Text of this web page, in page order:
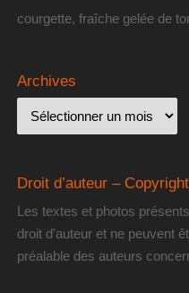
courgette, fraîche gelée de
Archives
Droit d’auteur –
Les textes et photos
droit d'auteur et ne peuvent
préalable des auteurs